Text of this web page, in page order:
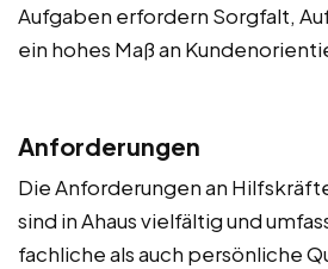
Aufgaben erfordern Sorgfalt,
ein hohes Maß an
Anforderungen
Die Anforderungen an
sind in Ahaus vielfältig und
fachliche als auch persönliche